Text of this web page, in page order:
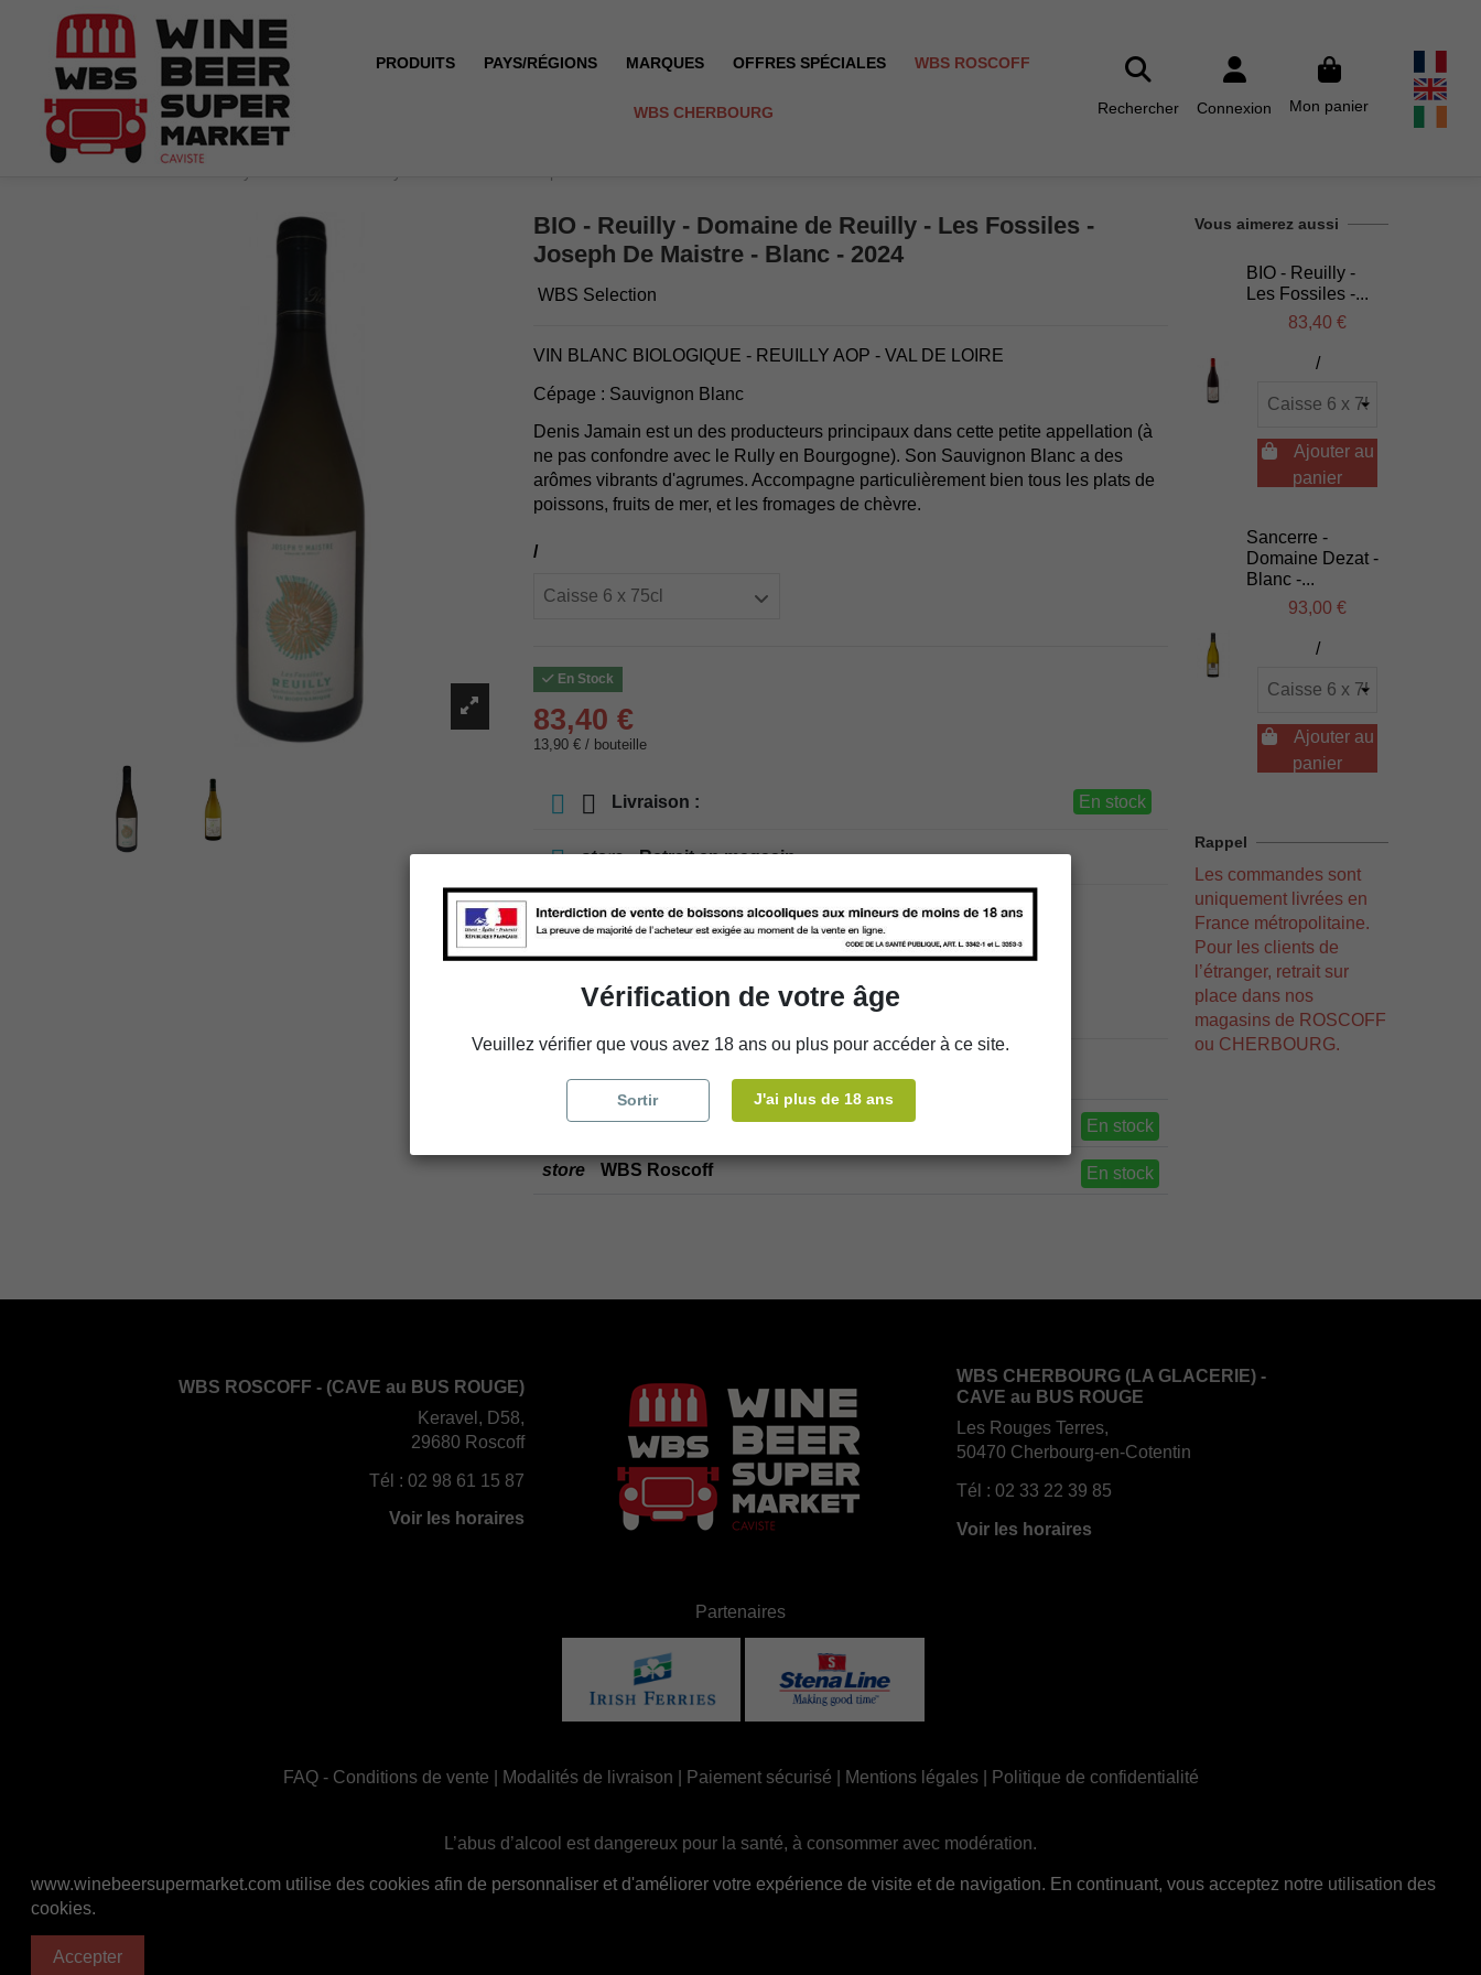
PRODUITS PAYS/RÉGIONS MARQUES OFFRES SPÉCIALES WBS ROSCOFF
WBS CHERBOURG Rechercher Connexion Mon panier
BIO - Reuilly - Domaine de Reuilly - Les Fossiles -
Joseph De Maistre - Blanc - 2024
WBS Selection
VIN BLANC BIOLOGIQUE - REUILLY AOP - VAL DE LOIRE
Cépage : Sauvignon Blanc
Denis Jamain est un des producteurs principaux dans cette petite appellation (à
ne pas confondre avec le Rully en Bourgogne). Son Sauvignon Blanc a des
arômes vibrants d'agrumes. Accompagne particulièrement bien tous les plats de
poissons, fruits de mer, et les fromages de chèvre.
/
En Stock
83,40 €
13,90 € / bouteille
Livraison : En stock
store Retrait en magasin
store Choisir un magasin
Disponibilité en magasin
store WBS Cherbourg En stock
store WBS Roscoff En stock
Vous aimerez aussi
BIO - Reuilly -
Les Fossiles -...
83,40 €
/
Ajouter au
panier
Sancerre -
Domaine Dezat -
Blanc -...
93,00 €
/
Ajouter au
panier
Rappel
Les commandes sont
uniquement livrées en
France métropolitaine.
Pour les clients de
l’étranger, retrait sur
place dans nos
magasins de ROSCOFF
ou CHERBOURG.
WBS ROSCOFF - (CAVE au BUS ROUGE)
Keravel, D58,
29680 Roscoff
Tél : 02 98 61 15 87
Voir les horaires
WBS CHERBOURG (LA GLACERIE) -
CAVE au BUS ROUGE
Les Rouges Terres,
50470 Cherbourg-en-Cotentin
Tél : 02 33 22 39 85
Voir les horaires
Partenaires
FAQ- Conditions de vente Modalités de livraison Paiement sécurisé Mentions légales| Politique de confidentialité
L’abus d’alcool est dangereux pour la santé, à consommer avec modération.
www.winebeersupermarket.com utilise des cookies afin de personnaliser et d'améliorer votre expérience de visite et de navigation. En continuant, vous acceptez notre utilisation des
cookies.
Accepter
Vérification de votre âge
Veuillez vérifier que vous avez 18 ans ou plus pour accéder à ce site.
Sortir J'ai plus de 18 ans